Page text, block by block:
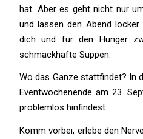
hat. Aber es geht nicht nur
und lassen den Abend
dich und für den Hunger
schmackhafte Suppen.
Wo das Ganze stattfindet? In
Eventwochenende am 23.
problemlos hinfindest.
Komm vorbei, erlebe den